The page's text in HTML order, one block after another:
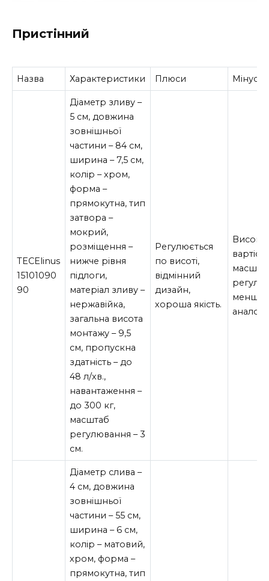
Пристінний
Назва Характеристики Плюси Мінуси
TECElinus
15101090
90
Діаметр зливу –
5 см, довжина
зовнішньої
частини – 84 см,
ширина – 7,5 см,
колір – хром,
форма –
прямокутна, тип
затвора –
мокрий,
розміщення –
нижче рівня
підлоги,
матеріал зливу –
нержавійка,
загальна висота
монтажу – 9,5
см, пропускна
здатність – до
48 л/хв.,
навантаження –
до 300 кг,
масштаб
регулювання – 3
см.
Регулюється
по висоті,
відмінний
дизайн,
хороша якість.
Висока
менше,
Діаметр слива –
4 см, довжина
зовнішньої
частини – 55 см,
ширина – 6 см,
колір – матовий,
хром, форма –
прямокутна, тип